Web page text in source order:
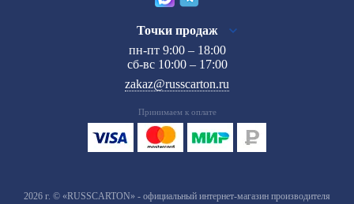
Точки продаж
пн-пт 9:00 – 18:00
сб-вс 10:00 – 17:00
zakaz@russcarton.ru
Принимаем к оплате
2026 г. © «RUSSCARTON» - официальный интернет-магазин производителя